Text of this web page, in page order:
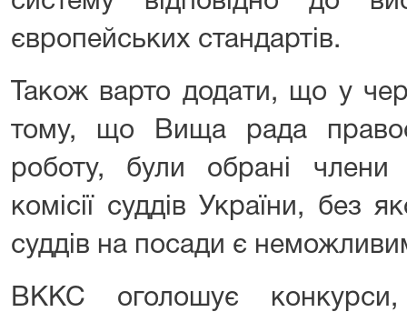
європейських стандартів.
Також варто додати, що у
тому, що Вища рада
роботу, були обрані члени
комісії суддів України, без
суддів на посади є
ВККС оголошує